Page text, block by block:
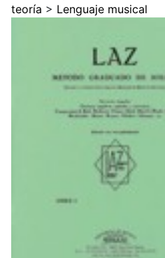
teoría > Lenguaje musical